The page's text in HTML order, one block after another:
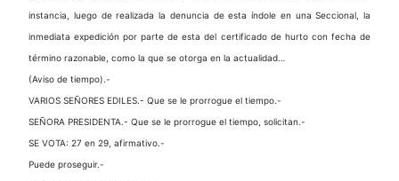
instancia, luego de realizada la denuncia de esta índole en una Seccional, la
inmediata expedición por parte de esta del certificado de hurto con fecha de
término razonable, como la que se otorga en la actualidad…
(Aviso de tiempo).-
VARIOS SEÑORES EDILES.- Que se le prorrogue el tiempo.-
SEÑORA PRESIDENTA.- Que se le prorrogue el tiempo, solicitan.-
SE VOTA: 27 en 29, afirmativo.-
Puede proseguir.-